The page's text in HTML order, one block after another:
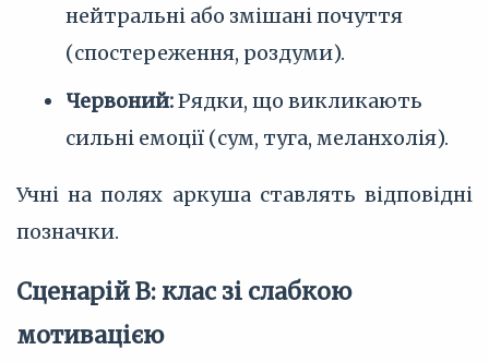
нейтральні або змішані почуття
(спостереження, роздуми).
Червоний:Рядки, що викликають
сильні емоції (сум, туга, меланхолія).
Учні на полях аркуша ставлять відповідні
позначки.
Сценарій В: клас зі слабкою
мотивацією